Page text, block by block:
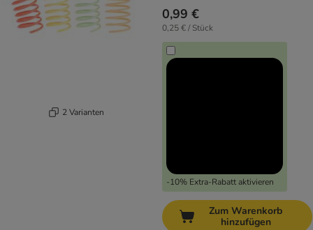
2 Varianten
0,99 €
0,25 € / Stück
-10% Extra-Rabatt aktivieren
Zum Warenkorb
hinzufügen